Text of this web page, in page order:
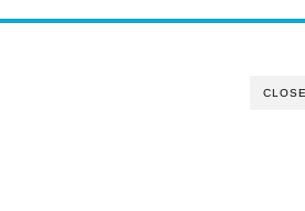
CLOSE